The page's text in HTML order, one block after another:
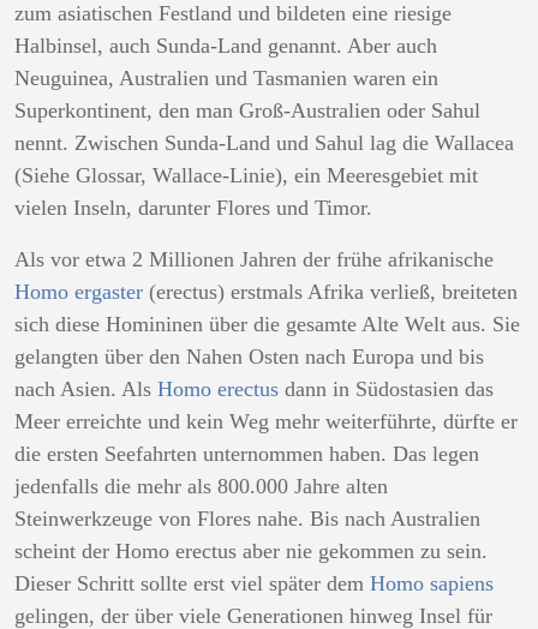
zum asiatischen Festland und bildeten eine riesige
Halbinsel, auch Sunda-Land genannt. Aber auch
Neuguinea, Australien und Tasmanien waren ein
Superkontinent, den man Groß-Australien oder Sahul
nennt. Zwischen Sunda-Land und Sahul lag die Wallacea
(Siehe Glossar, Wallace-Linie), ein Meeresgebiet mit
vielen Inseln, darunter Flores und Timor.
Als vor etwa 2 Millionen Jahren der frühe afrikanische
Homo ergaster (erectus) erstmals Afrika verließ, breiteten
sich diese Homininen über die gesamte Alte Welt aus. Sie
gelangten über den Nahen Osten nach Europa und bis
nach Asien. Als Homo erectus dann in Südostasien das
Meer erreichte und kein Weg mehr weiterführte, dürfte er
die ersten Seefahrten unternommen haben. Das legen
jedenfalls die mehr als 800.000 Jahre alten
Steinwerkzeuge von Flores nahe. Bis nach Australien
scheint der Homo erectus aber nie gekommen zu sein.
Dieser Schritt sollte erst viel später dem Homo sapiens
gelingen, der über viele Generationen hinweg Insel für